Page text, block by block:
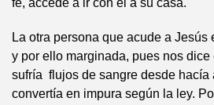
fe, accede a ir con él a su casa.
La otra persona que acude a Jesús
y por ello marginada, pues nos
sufría flujos de sangre desde hacía
convertía en impura según la ley.